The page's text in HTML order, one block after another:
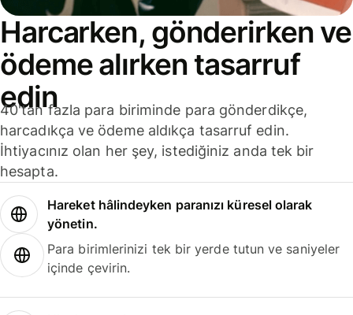
Harcarken, gönderirken ve
ödeme alırken tasarruf
edin
40'tan fazla para biriminde para gönderdikçe,
harcadıkça ve ödeme aldıkça tasarruf edin.
İhtiyacınız olan her şey, istediğiniz anda tek bir
hesapta.
Hareket hâlindeyken paranızı küresel olarak
yönetin.
Para birimlerinizi tek bir yerde tutun ve saniyeler
içinde çevirin.